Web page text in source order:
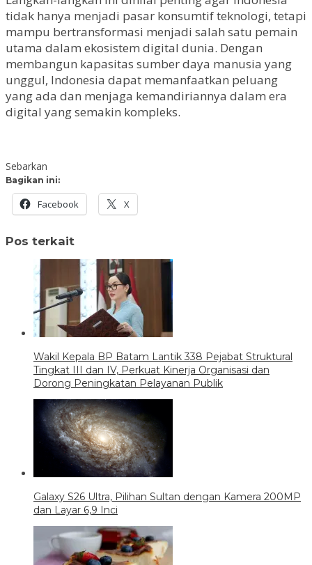
tidak hanya menjadi pasar konsumtif teknologi, tetapi
mampu bertransformasi menjadi salah satu pemain
utama dalam ekosistem digital dunia. Dengan
membangun kapasitas sumber daya manusia yang
unggul, Indonesia dapat memanfaatkan peluang
yang ada dan menjaga kemandiriannya dalam era
digital yang semakin kompleks.
Sebarkan
Bagikan ini:
Facebook X
Pos terkait
Wakil Kepala BP Batam Lantik 338 Pejabat Struktural
Tingkat III dan IV, Perkuat Kinerja Organisasi dan
Dorong Peningkatan Pelayanan Publik
Galaxy S26 Ultra, Pilihan Sultan dengan Kamera 200MP
dan Layar 6,9 Inci